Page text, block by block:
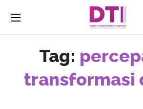
Tag:
transformasi